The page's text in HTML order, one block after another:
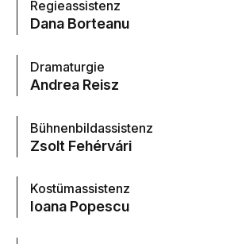
Regieassistenz
Dana Borteanu
Dramaturgie
Andrea Reisz
Bühnenbildassistenz
Zsolt Fehérvári
Kostümassistenz
Ioana Popescu